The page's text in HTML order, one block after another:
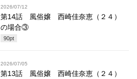
2026/07/12
第14話 風俗嬢 西崎佳奈恵（２４）
の場合③
90pt
2026/07/05
第13話 風俗嬢 西崎佳奈恵（２４）